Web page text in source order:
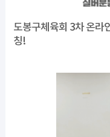
도봉구체육회 3차 온라
칭!